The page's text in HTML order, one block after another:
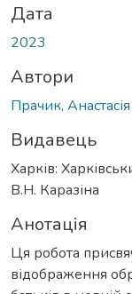
Дата
2023
Автори
Прачик,
Видавець
Харків:
В.Н. Каразіна
Анотація
Ця робота
відображення